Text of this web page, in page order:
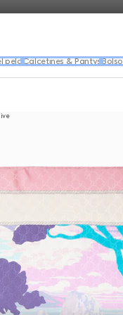
pelo Calcetines & Pantys